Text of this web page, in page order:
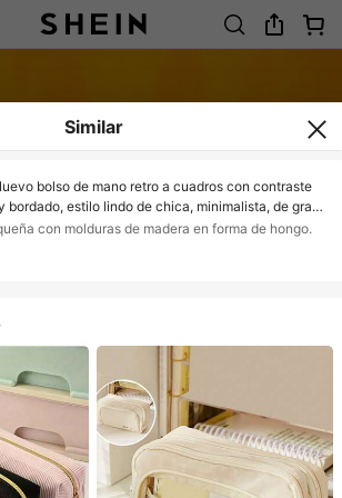
Similar
bolso de mano retro a cuadros con contraste
bordado, estilo lindo de chica, minimalista, de gran
bolsa para lápices, bolsa de papelería,
de herramientas de maquillaje, accesorio de
de alta calidad, regalo del Día de San Valentín,
con molduras de madera en forma de hongo.